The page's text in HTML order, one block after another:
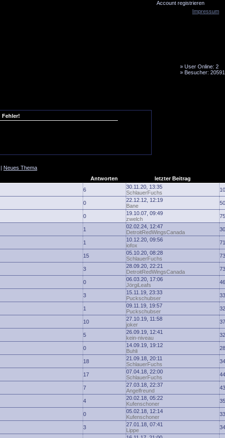
Account registrieren
» User Online: 2
» Besucher:
Fehler!
| Neues Thema
Antworten letzter Beitrag
6
30.11.20, 13:35
SchlauerFuchs
0
22.12.12, 12:19
Bane
0
19.10.07, 09:49
zwelch
1
02.02.24, 12:47
DetroitRedWingsCanada
1
10.12.20, 09:56
iofox
15
05.10.20, 08:28
SchlauerFuchs
3
28.09.20, 22:21
DetroitRedWingsCanada
0
06.03.20, 17:06
JörgiLeafs
3
15.11.19, 23:33
Puckschubser
1
09.11.19, 19:57
Puckschubser
10
27.10.19, 11:58
joker
5
26.09.19, 12:41
kein-niveau
0
14.09.19, 19:12
Buhli
18
21.09.18, 20:11
SchlauerFuchs
17
07.04.18, 22:00
SchlauerFuchs
7
27.03.18, 22:37
Angelfreund
4
20.02.18, 05:22
Kufenschoner
0
05.02.18, 12:14
Kufenschoner
3
27.01.18, 07:41
Lippe
Impressum